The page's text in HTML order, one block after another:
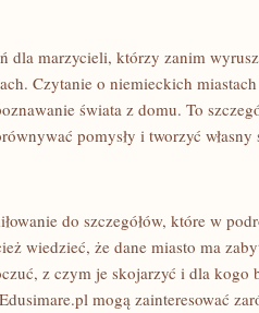
dla marzycieli, którzy zanim
Czytanie o niemieckich
świata z domu. To
pomysły i tworzyć
do szczegółów, które w
wiedzieć, że dane miasto ma
z czym je skojarzyć i dla kogo
mogą zainteresować